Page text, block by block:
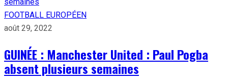
FOOTBALL EUROPÉEN
août 29, 2022
GUINÉE : Manchester United : Paul Pogba
absent plusieurs semaines